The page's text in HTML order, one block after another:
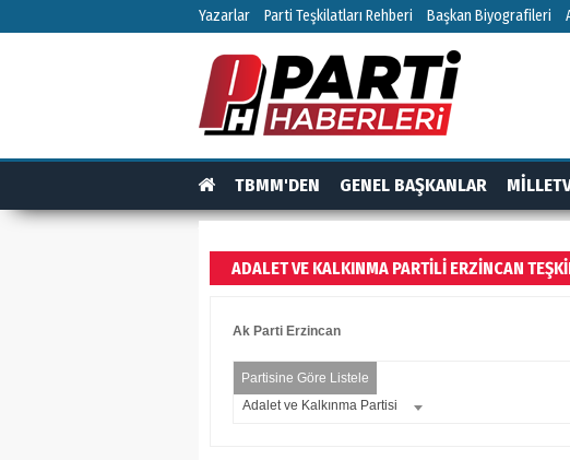
Yazarlar Parti Teşkilatları Rehberi Başkan Biyografileri
TBMM'DEN GENEL BAŞKANLAR
ADALET VE KALKINMA PARTILI ERZINCAN
Ak Parti Erzincan
Partisine Göre Listele
Adalet ve Kalkınma Partisi